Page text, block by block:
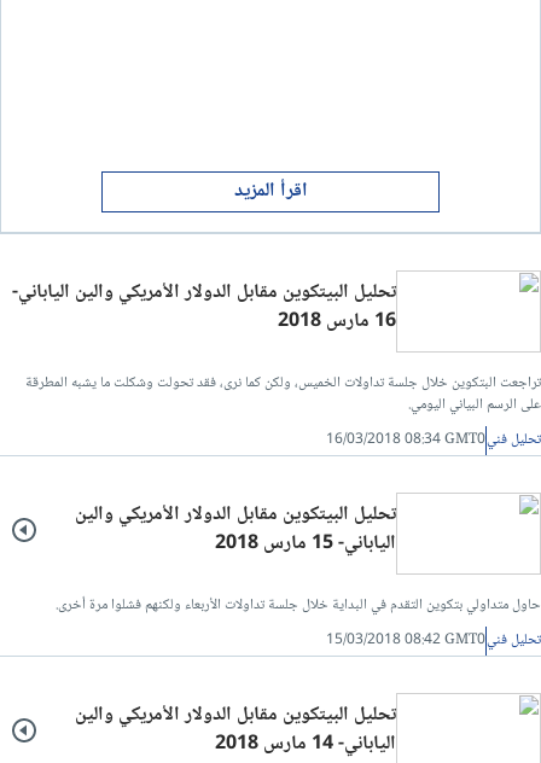
اقرأ المزيد
تحليل البيتكوين مقابل الدولار الأمريكي والين الياباني-
16 مارس 2018
تراجعت البتكوين خلال جلسة تداولات الخميس، ولكن كما نرى، فقد تحولت وشكلت ما يشبه المطرقة
على الرسم البياني اليومي.
تحليل فني16/03/2018 08:34 GMT0
تحليل البيتكوين مقابل الدولار الأمريكي والين
الياباني- 15 مارس 2018
حاول متداولي بتكوين التقدم في البداية خلال جلسة تداولات الأربعاء ولكنهم فشلوا مرة أخرى.
تحليل فني15/03/2018 08:42 GMT0
تحليل البيتكوين مقابل الدولار الأمريكي والين
الياباني- 14 مارس 2018